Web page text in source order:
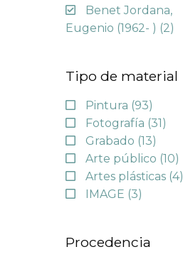
Benet Jordana,
Eugenio (1962- ) (2)
Tipo de material
Pintura (93)
Fotografía (31)
Grabado (13)
Arte público (10)
Artes plásticas (4)
IMAGE (3)
Procedencia